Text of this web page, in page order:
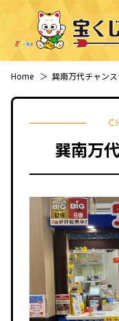
Home ＞ 巽南万代チャン
巽南万